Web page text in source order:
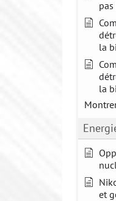
la
la
et